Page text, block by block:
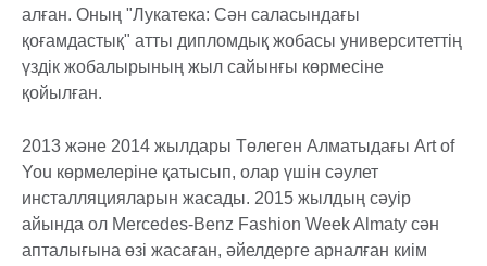
алған. Оның "Лукатека: Сән саласындағы
қоғамдастық" атты дипломдық жобасы университеттің
үздік жобалырының жыл сайынғы көрмесіне
қойылған.
2013 және 2014 жылдары Төлеген Алматыдағы Art of
You көрмелеріне қатысып, олар үшін сәулет
инсталляцияларын жасады. 2015 жылдың сәуір
айында ол Mercedes-Benz Fashion Week Almaty сән
апталығына өзі жасаған, әйелдерге арналған киім